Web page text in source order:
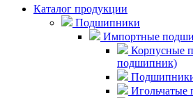
Каталог продукции
Подшипники
Импортные
Корпусные
подшипник)